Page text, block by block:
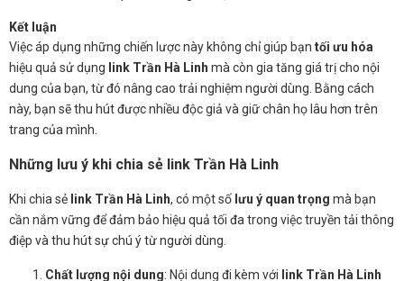
Kết luận
Việc áp dụng những chiến lược này không chỉ giúp bạn tối ưu hóa
hiệu quả sử dụng link Trần Hà Linh mà còn gia tăng giá trị cho nội
dung của bạn, từ đó nâng cao trải nghiệm người dùng. Bằng cách
này, bạn sẽ thu hút được nhiều độc giả và giữ chân họ lâu hơn trên
trang của mình.
Những lưu ý khi chia sẻ link Trần Hà Linh
Khi chia sẻ link Trần Hà Linh, có một số lưu ý quan trọng mà bạn
cần nắm vững để đảm bảo hiệu quả tối đa trong việc truyền tải thông
điệp và thu hút sự chú ý từ người dùng.
Chất lượng nội dung: Nội dung đi kèm với link Trần Hà Linh